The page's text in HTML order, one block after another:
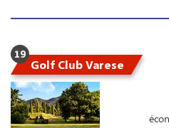
19
Golf Club Varese